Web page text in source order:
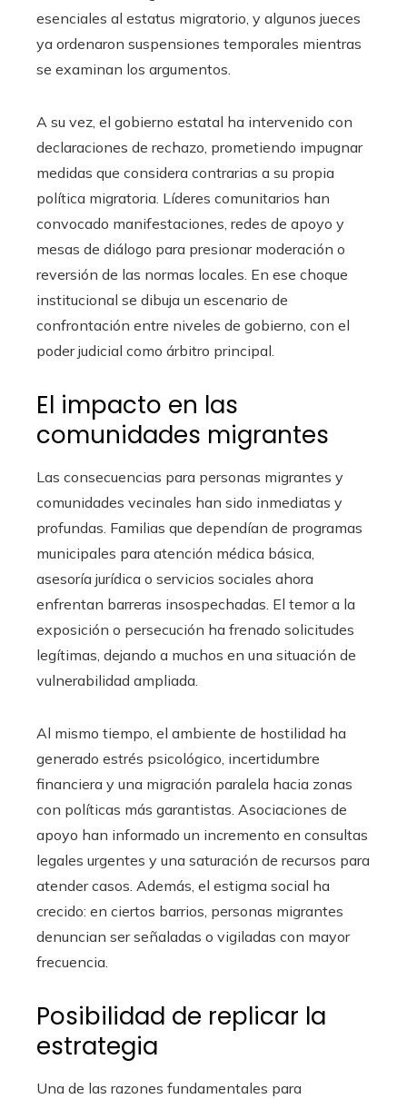
esenciales al estatus migratorio, y algunos jueces
ya ordenaron suspensiones temporales mientras
se examinan los argumentos.
A su vez, el gobierno estatal ha intervenido con
declaraciones de rechazo, prometiendo impugnar
medidas que considera contrarias a su propia
política migratoria. Líderes comunitarios han
convocado manifestaciones, redes de apoyo y
mesas de diálogo para presionar moderación o
reversión de las normas locales. En ese choque
institucional se dibuja un escenario de
confrontación entre niveles de gobierno, con el
poder judicial como árbitro principal.
El impacto en las
comunidades migrantes
Las consecuencias para personas migrantes y
comunidades vecinales han sido inmediatas y
profundas. Familias que dependían de programas
municipales para atención médica básica,
asesoría jurídica o servicios sociales ahora
enfrentan barreras insospechadas. El temor a la
exposición o persecución ha frenado solicitudes
legítimas, dejando a muchos en una situación de
vulnerabilidad ampliada.
Al mismo tiempo, el ambiente de hostilidad ha
generado estrés psicológico, incertidumbre
financiera y una migración paralela hacia zonas
con políticas más garantistas. Asociaciones de
apoyo han informado un incremento en consultas
legales urgentes y una saturación de recursos para
atender casos. Además, el estigma social ha
crecido: en ciertos barrios, personas migrantes
denuncian ser señaladas o vigiladas con mayor
frecuencia.
Posibilidad de replicar la
estrategia
Una de las razones fundamentales para